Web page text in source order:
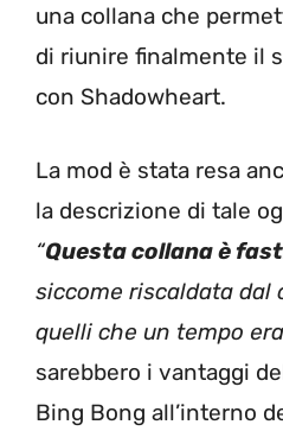
una collana che
di riunire finalmente il
con Shadowheart.
La mod è stata resa
la descrizione di tale
“Questa collana è
siccome riscaldata dal
quelli che un tempo
sarebbero i vantaggi
Bing Bong all’interno